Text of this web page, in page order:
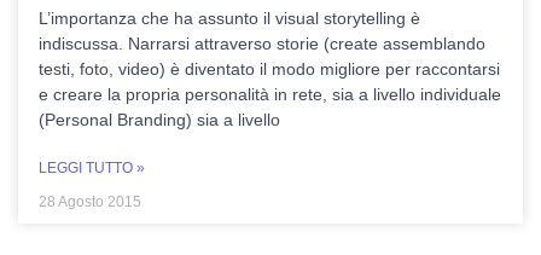
L’importanza che ha assunto il visual storytelling è
indiscussa. Narrarsi attraverso storie (create assemblando
testi, foto, video) è diventato il modo migliore per raccontarsi
e creare la propria personalità in rete, sia a livello individuale
(Personal Branding) sia a livello
LEGGI TUTTO »
28 Agosto 2015